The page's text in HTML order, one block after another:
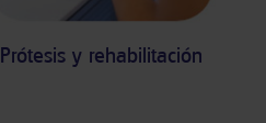
Prótesis y rehabilitación